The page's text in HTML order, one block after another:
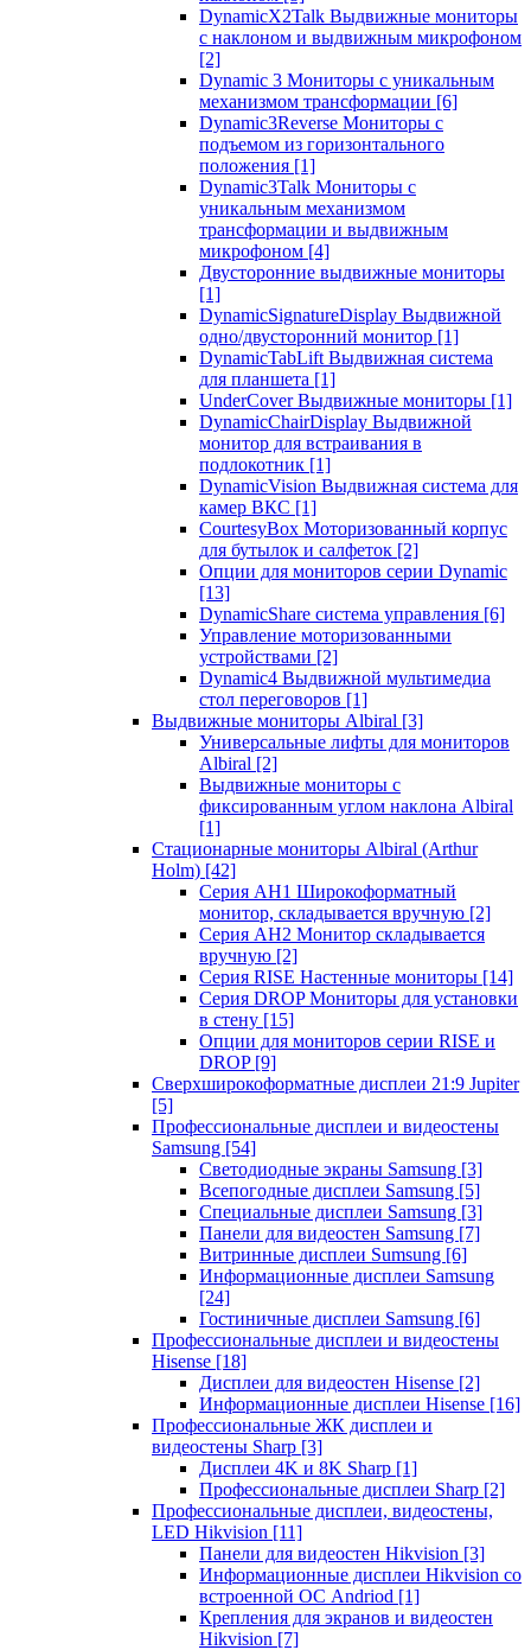
DynamicX2Talk Выдвижные мониторы
с наклоном и выдвижным микрофоном
[2]
Dynamic 3 Мониторы с уникальным
механизмом трансформации [6]
Dynamic3Reverse Мониторы с
подъемом из горизонтального
положения [1]
Dynamic3Talk Мониторы с
уникальным механизмом
трансформации и выдвижным
микрофоном [4]
Двусторонние выдвижные мониторы
[1]
DynamicSignatureDisplay Выдвижной
одно/двусторонний монитор [1]
DynamicTabLift Выдвижная система
для планшета [1]
UnderCover Выдвижные мониторы [1]
DynamicChairDisplay Выдвижной
монитор для встраивания в
подлокотник [1]
DynamicVision Выдвижная система для
камер ВКС [1]
CourtesyBox Моторизованный корпус
для бутылок и салфеток [2]
Опции для мониторов серии Dynamic
[13]
DynamicShare система управления [6]
Управление моторизованными
устройствами [2]
Dynamic4 Выдвижной мультимедиа
стол переговоров [1]
Выдвижные мониторы Albiral [3]
Универсальные лифты для мониторов
Albiral [2]
Выдвижные мониторы с
фиксированным углом наклона Albiral
[1]
Стационарные мониторы Albiral (Arthur
Holm) [42]
Серия AH1 Широкоформатный
монитор, складывается вручную [2]
Серия AH2 Монитор складывается
вручную [2]
Серия RISE Настенные мониторы [14]
Серия DROP Мониторы для установки
в стену [15]
Опции для мониторов серии RISE и
DROP [9]
Сверхширокоформатные дисплеи 21:9 Jupiter
[5]
Профессиональные дисплеи и видеостены
Samsung [54]
Светодиодные экраны Samsung [3]
Всепогодные дисплеи Samsung [5]
Специальные дисплеи Samsung [3]
Панели для видеостен Samsung [7]
Витринные дисплеи Sumsung [6]
Информационные дисплеи Samsung
[24]
Гостиничные дисплеи Samsung [6]
Профессиональные дисплеи и видеостены
Hisense [18]
Дисплеи для видеостен Hisense [2]
Информационные дисплеи Hisense [16]
Профессиональные ЖК дисплеи и
видеостены Sharp [3]
Дисплеи 4K и 8K Sharp [1]
Профессиональные дисплеи Sharp [2]
Профессиональные дисплеи, видеостены,
LED Hikvision [11]
Панели для видеостен Hikvision [3]
Информационные дисплеи Hikvision со
встроенной ОС Andriod [1]
Крепления для экранов и видеостен
Hikvision [7]